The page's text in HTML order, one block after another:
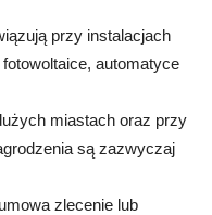
przy instalacjach
automatyce
miastach oraz przy
są zazwyczaj
zlecenie lub